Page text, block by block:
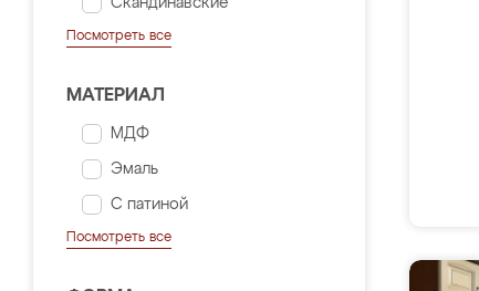
Скандинавские
Посмотреть все
МАТЕРИАЛ
МДФ
Эмаль
С патиной
Посмотреть все